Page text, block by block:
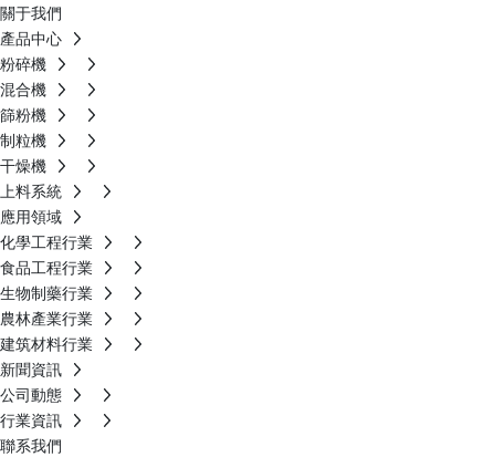
關于我們
產品中心
粉碎機
混合機
篩粉機
制粒機
干燥機
上料系統
應用領域
化學工程行業
食品工程行業
生物制藥行業
農林產業行業
建筑材料行業
新聞資訊
公司動態
行業資訊
聯系我們